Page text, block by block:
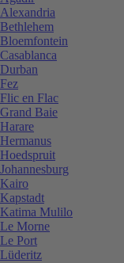
Alexandria
Bethlehem
Bloemfontein
Casablanca
Durban
Fez
Flic en Flac
Grand Baie
Harare
Hermanus
Hoedspruit
Johannesburg
Kairo
Kapstadt
Katima Mulilo
Le Morne
Le Port
Lüderitz